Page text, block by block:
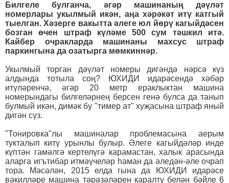
Билгеле булганча, әгәр машинаның дәүләт
номерлары укылмый икән, аңа хәрәкәт итү катгый
тыелган. Хәзерге вакытта әлеге юл йөрү кагыйдәсен
бозган өчен штраф күләме 500 сум тәшкил итә.
Кайбер очракларда машинаны махсус штраф
паркингына да озатырга мөмкиннәр.
Укылмый торган дәүләт номеры дигәндә нәрсә күз
алдында тотыла соң? ЮХИДИ идарәсендә хәбәр
итүләренчә, әгәр 20 метр ераклыктан машина
номерындагы билгеләрнең берсен генә булса да танып
булмый икән, димәк бу "тимер ат" хуҗасына штраф яный
дигән сүз.
"Тонировка"лы машиналар проблемасына аерым
тукталып китү урынлы булыр. Әлеге кагыйдәләр инде
күптән гамәлгә кертелүгә карамастан, халык арасында
аларга игътибар итмәүчеләр һаман да әледән-әле очрап
тора. Мәсәлән, 2015 елда гына да ЮХИДИ идарәсе
вәкилләре машина тәрәзәләрен каралту белән бәйле 6